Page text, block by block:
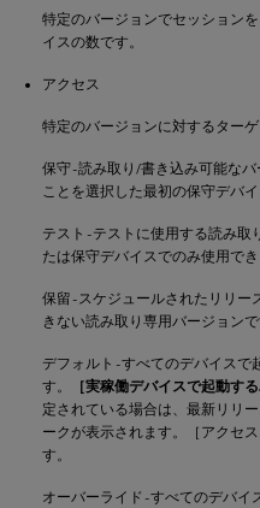
特定のバージョンでセッション
イスの数です。
アクセス
特定のバージョンに対するター
保守 - 読み取り/書き込み可能な
ことを選択した最初の保守デバ
テスト - テストに使用する読み
たは保守デバイスでのみ使用でき
保留 - スケジュールされたリリ
きない読み取り専用バージョンで
デフォルト - すべてのデバイス
す。
［実稼働デバイスで起動する
定されている場合は、最新リリ
ークが表示されます。［アクセ
す。
オーバーライド - すべてのデバ